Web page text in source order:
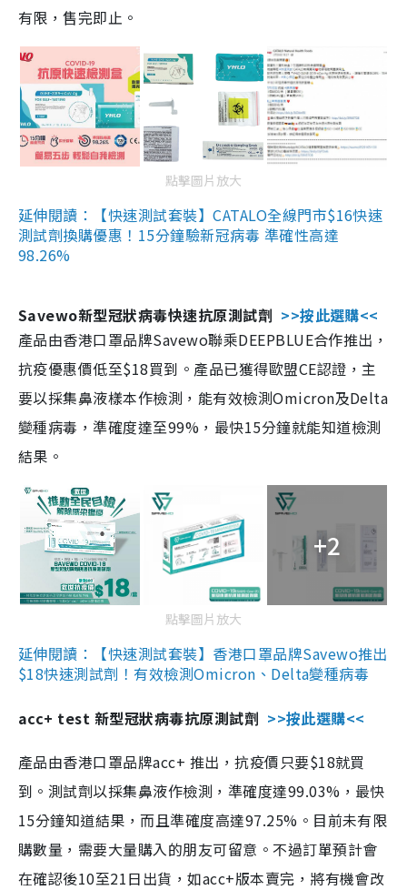
有限，售完即止。
點擊圖片放大
延伸閱讀：【快速測試套裝】CATALO全線門市$16快速
測試劑換購優惠！15分鐘驗新冠病毒 準確性高達
98.26%
Savewo新型冠狀病毒快速抗原測試劑 >>按此選購<<
產品由香港口罩品牌Savewo聯乘DEEPBLUE合作推出，
抗疫優惠價低至$18買到。產品已獲得歐盟CE認證，主
要以採集鼻液樣本作檢測，能有效檢測Omicron及Delta
變種病毒，準確度達至99%，最快15分鐘就能知道檢測
結果。
+2
點擊圖片放大
延伸閱讀：【快速測試套裝】香港口罩品牌Savewo推出
$18快速測試劑！有效檢測Omicron、Delta變種病毒
acc+ test 新型冠狀病毒抗原測試劑 >>按此選購<<
產品由香港口罩品牌acc+ 推出，抗疫價只要$18就買
到。測試劑以採集鼻液作檢測，準確度達99.03%，最快
15分鐘知道結果，而且準確度高達97.25%。目前未有限
購數量，需要大量購入的朋友可留意。不過訂單預計會
在確認後10至21日出貨，如acc+版本賣完，將有機會改